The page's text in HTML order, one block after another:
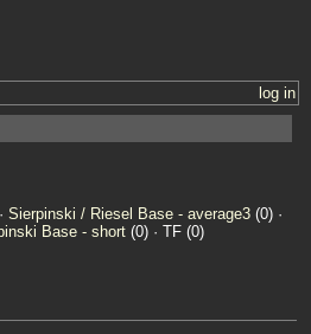
log in
Sierpinski / Riesel Base - average3(0) ·
Base - short(0) · TF (0)